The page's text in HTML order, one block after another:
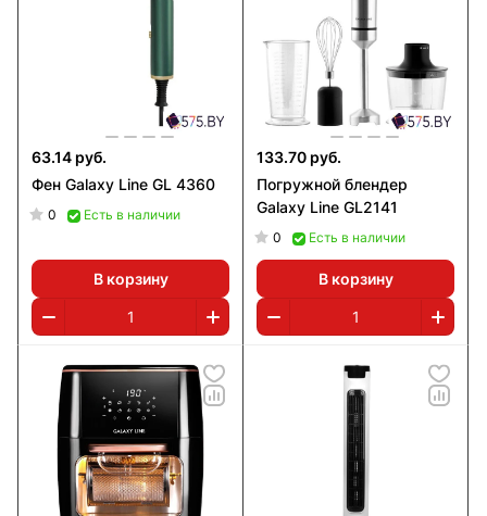
63.14 руб.
Фен Galaxy Line GL 4360
0 Есть в наличии
В корзину
133.70 руб.
Погружной блендер
Galaxy Line GL2141
0 Есть в наличии
В корзину